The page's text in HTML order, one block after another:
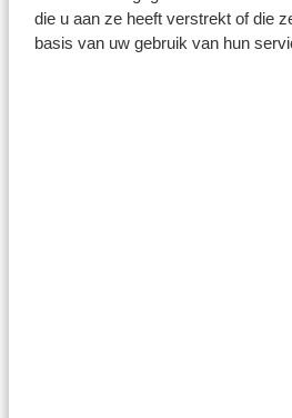
die u aan ze heeft verstrekt of die
basis van uw gebruik van hun